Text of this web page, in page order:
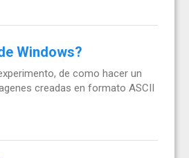
Windows?
de como hacer un
creadas en formato ASCII